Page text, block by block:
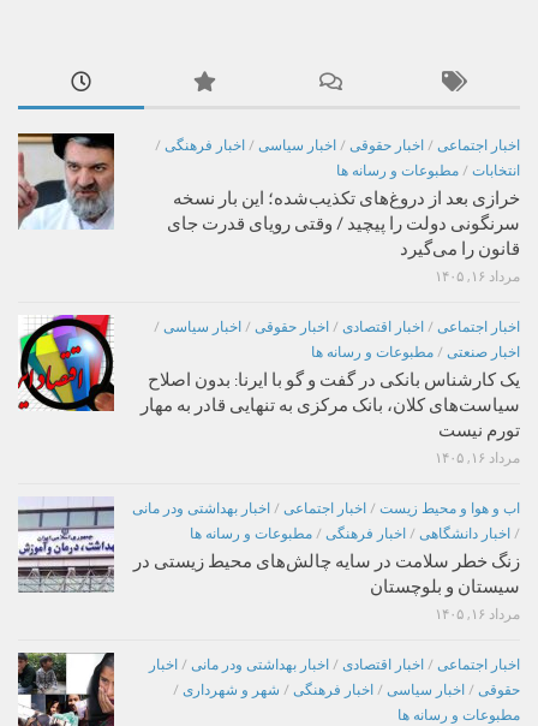
اخبار اجتماعی / اخبار حقوقی / اخبار سیاسی / اخبار فرهنگی /
انتخابات / مطبوعات و رسانه ها
خرازی بعد از دروغ‌های تکذیب‌شده؛ این بار نسخه
سرنگونی دولت را پیچید / وقتی رویای قدرت جای
قانون را می‌گیرد
مرداد ۱۶, ۱۴۰۵
اخبار اجتماعی / اخبار اقتصادی / اخبار حقوقی / اخبار سیاسی /
اخبار صنعتی / مطبوعات و رسانه ها
یک کارشناس بانکی در گفت و گو با ایرنا: بدون اصلاح
سیاست‌های کلان، بانک مرکزی به تنهایی قادر به مهار
تورم نیست
مرداد ۱۶, ۱۴۰۵
اب و هوا و محیط زیست / اخبار اجتماعی / اخبار بهداشتی ودر مانی
/ اخبار دانشگاهی / اخبار فرهنگی / مطبوعات و رسانه ها
زنگ خطر سلامت در سایه چالش‌های محیط زیستی در
سیستان و بلوچستان
مرداد ۱۶, ۱۴۰۵
اخبار اجتماعی / اخبار اقتصادی / اخبار بهداشتی ودر مانی / اخبار
حقوقی / اخبار سیاسی / اخبار فرهنگی / شهر و شهرداری /
مطبوعات و رسانه ها